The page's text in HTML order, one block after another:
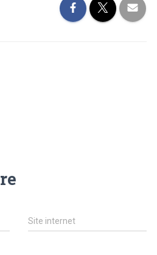
Site internet